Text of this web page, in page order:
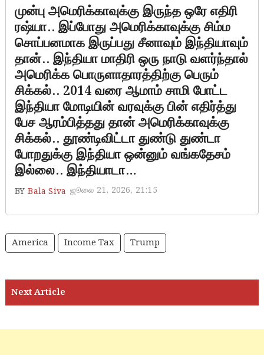
முன்பு அமெரிக்காவுக்கு இருந்த ஒரே எதிரி
ரஷ்யா.. இப்போது அமெரிக்காவுக்கு சிம்ம
சொப்பனமாக இருப்பது சீனாவும் இந்தியாவும்
தான்.. இந்தியா மாதிரி ஒரு நாடு வளர்ந்தால்
அமெரிக்க பொருளாதாரத்திற்கு பெரும்
சிக்கல்.. 2014 வரை ஆமாம் சாமி போட்ட
இந்தியா மோடியின் வரவுக்கு பின் எதிர்த்து
பேச ஆரம்பித்தது தான் அமெரிக்காவுக்கு
சிக்கல்.. தூண்டிவிட்டா துண்டு துண்டா
போறதுக்கு இந்தியா ஒன்னும் வங்கதேசம்
இல்லை.. இந்தியாடா…
BY Bala Siva ஜூலை 21, 2026, 21:15
America Income Tax Trump